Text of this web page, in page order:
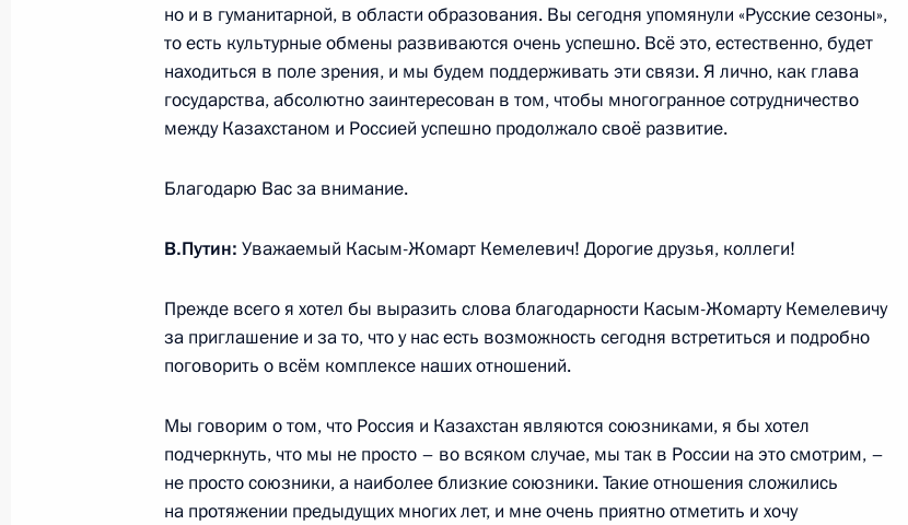
Заседание ВЕЭС в узком составе
25 мая 2023 года, 15:05
Пленарное заседание Евразийского экономического форума
24 мая 2023 года, 18:35
Телефонный разговор с Президентом Казахстана Касым-
Жомартом Токаевым
Поздравления лидерам и гражданам иностранных государств
но и в гуманитарной, в области образования. Вы сегодня упомянули «Русские сезоны»,
то есть культурные обмены развиваются очень успешно. Всё это, естественно, будет
находиться в поле зрения, и мы будем поддерживать эти связи. Я лично, как глава
государства, абсолютно заинтересован в том, чтобы многогранное сотрудничество
между Казахстаном и Россией успешно продолжало своё развитие.
Благодарю Вас за внимание.
В.Путин: Уважаемый Касым-Жомарт Кемелевич! Дорогие друзья, коллеги!
Прежде всего я хотел бы выразить слова благодарности Касым-Жомарту Кемелевичу
за приглашение и за то, что у нас есть возможность сегодня встретиться и подробно
поговорить о всём комплексе наших отношений.
Мы говорим о том, что Россия и Казахстан являются союзниками, я бы хотел
подчеркнуть, что мы не просто – во всяком случае, мы так в России на это смотрим, –
не просто союзники, а наиболее близкие союзники. Такие отношения сложились
на протяжении предыдущих многих лет, и мне очень приятно отметить и хочу